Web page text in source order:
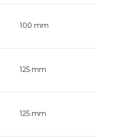
100 mm
125 mm
125 mm